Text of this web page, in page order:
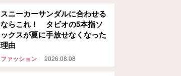
スニーカーサンダルに合わせる
ならこれ！ タビオの5本指ソ
ックスが夏に手放せなくなった
理由
ファッション 2026.08.08